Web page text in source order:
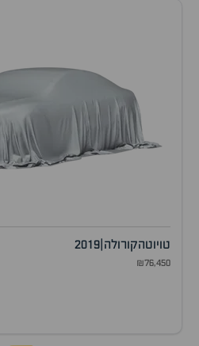
טויוטהקורולה 2019
₪76,450